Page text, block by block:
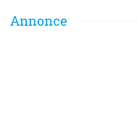
Annonce